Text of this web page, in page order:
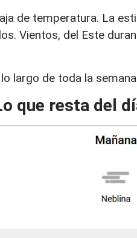
de temperatura. La
Vientos, del Este
largo de toda la
que resta del